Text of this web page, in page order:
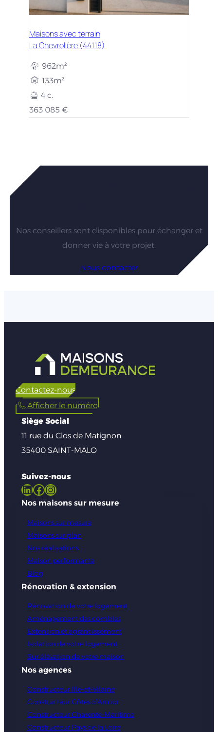
Maisons avec terrain
La Chevrolière (44118)
962m²
133m²
4 c.
363 085 €
Vous êtes intéressés par nos
Nos conseillers sont disponibles pour échanger et
donner vie à votre projet.
Nous contacter
Contactez-nous
Afficher le numéro
Siège Social
11 rue du Clos de Matignon
35400 SAINT-MALO
Suivez-nous
LinkedIn Facebook Instagram
Nos maisons sur mesure
Maisons sur mesure
Maisons sur plan
Nos réalisations
Maison performante
Blog
Rénovation & extension
Rénovation de votre logement
Aménagement des combles
Extension et agrandissement
Isolation de votre logement
Sur élévation de votre maison
Nos agences
Constructeur Ille-et-Vilaine
Constructeur Côtes d’Armor
Constructeur Charente-Maritime
Constructeur Pays de la Loire